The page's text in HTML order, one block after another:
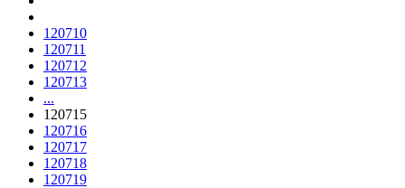
120710
120711
120712
120713
...
120715
120716
120717
120718
120719